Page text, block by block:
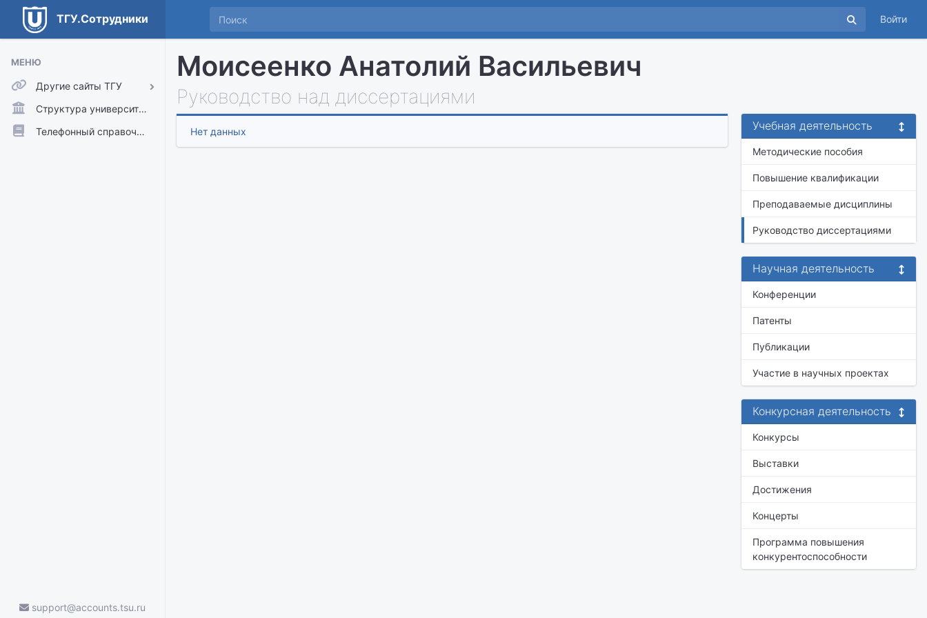
ТГУ.Сотрудники Войти
МЕНЮ
Другие сайты ТГУ
ТГУ.Аккаунты
ТГУ.Расписание
Структура университета
Телефонный справочник
support@accounts.tsu.ru
Моисеенко Анатолий Васильевич
Руководство над диссертациями
Нет данных Учебная деятельность
Методические пособия
Повышение квалификации
Преподаваемые дисциплины
Руководство диссертациями
Научная деятельность
Конференции
Патенты
Публикации
Участие в научных проектах
Конкурсная деятельность
Конкурсы
Выставки
Достижения
Концерты
Программа повышения
конкурентоспособности